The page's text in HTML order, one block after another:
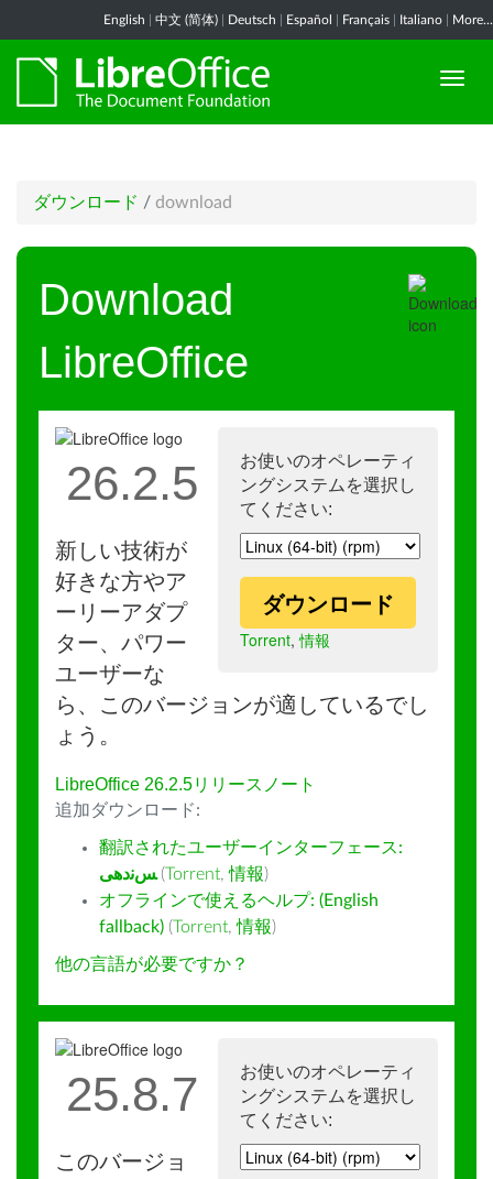
English 中文 (简体) Deutsch Español Français Italiano More...
ダウンロード / download
Download
LibreOffice
お使いのオペレーティ
ングシステムを選択し
てください:
ダウンロード
Torrent,情報
26.2.5
新しい技術が
好きな方やア
ーリーアダプ
ター、パワー
ユーザーな
ら、このバージョンが適しているでし
ょう。
LibreOffice 26.2.5リリースノート
追加ダウンロード:
翻訳されたユーザーインターフェース:
ﺲﻧﺩھی (Torrent,情報)
オフラインで使えるヘルプ: (English
fallback) (Torrent,情報)
他の言語が必要ですか？
お使いのオペレーティ
ングシステムを選択し
てください:
25.8.7
このバージョ